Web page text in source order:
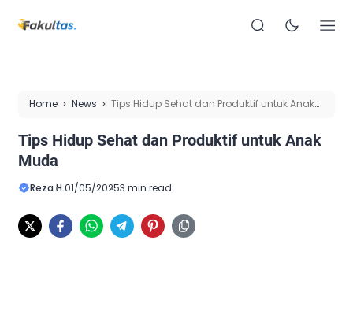
Home News
Tips Hidup Sehat dan Produktif untuk Anak
Tips Hidup Sehat dan Produktif untuk Anak
Muda
Reza H.01/05/20253 min read